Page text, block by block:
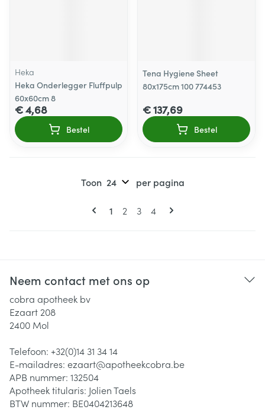
Heka
Heka Onderlegger Fluffpulp
60x60cm 8
€ 4,68
Bestel
Tena Hygiene Sheet
80x175cm 100 774453
€ 137,69
Bestel
Pagina's
U lees momenteel pagina
1 Pagina
2 Pagina
3 Pagina
4
Toon per pagina
Neem contact met ons op
cobra apotheek bv
Ezaart 208
2400 Mol
Telefoon: +32(0)14 31 34 14
E-mailadres: ezaart@apotheekcobra.be
APB nummer: 132504
Apotheek titularis: Jolien Taels
BTW nummer: BE0404213648